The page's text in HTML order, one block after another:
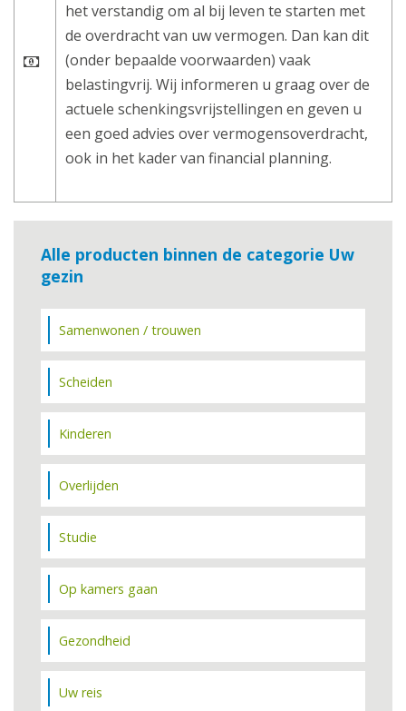
het verstandig om al bij leven te starten met
de overdracht van uw vermogen. Dan kan dit
(onder bepaalde voorwaarden) vaak
belastingvrij. Wij informeren u graag over de
actuele schenkingsvrijstellingen en geven u
een goed advies over vermogensoverdracht,
ook in het kader van financial planning.
Alle producten binnen de categorie Uw
gezin
Samenwonen / trouwen
Scheiden
Kinderen
Overlijden
Studie
Op kamers gaan
Gezondheid
Uw reis